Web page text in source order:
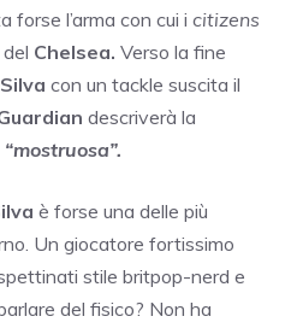
l’arma con cui i citizens
Chelsea. Verso la fine
con un tackle suscita il
descriverà la
“mostruosa”.
è forse una delle più
Un giocatore fortissimo
stile britpop-nerd e
del fisico? Non ha